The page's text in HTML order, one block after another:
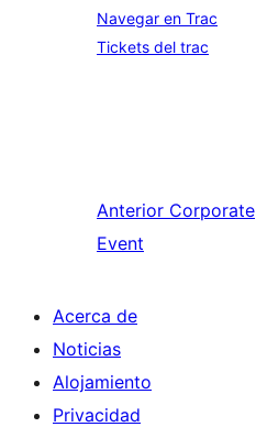
Navegar en Trac
Tickets del trac
Anterior Corporate
Event
Acerca de
Noticias
Alojamiento
Privacidad